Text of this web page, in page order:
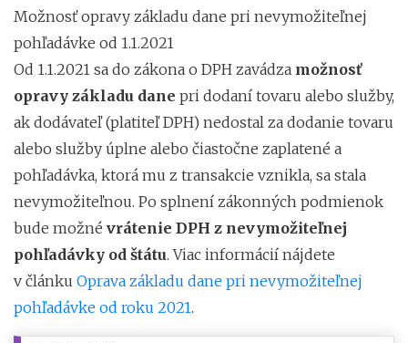
Možnosť opravy základu dane pri nevymožiteľnej
pohľadávke od 1.1.2021
Od 1.1.2021 sa do zákona o DPH zavádza možnosť
opravy základu dane pri dodaní tovaru alebo služby,
ak dodávateľ (platiteľ DPH) nedostal za dodanie tovaru
alebo služby úplne alebo čiastočne zaplatené a
pohľadávka, ktorá mu z transakcie vznikla, sa stala
nevymožiteľnou. Po splnení zákonných podmienok
bude možné vrátenie DPH z nevymožiteľnej
pohľadávky od štátu. Viac informácií nájdete
v článku Oprava základu dane pri nevymožiteľnej
pohľadávke od roku 2021.